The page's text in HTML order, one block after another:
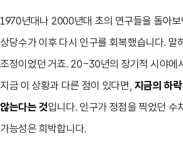
1970년대나 2000년대 초의 연구들을 돌아
상당수가 이후 다시 인구를 회복했습니다. 말
조정이었던 거죠. 20~30년의 장기적 시야에
지금 이 상황과 다른 점이 있다면, 지금의 하
않는다는 것입니다. 인구가 정점을 찍었던 수
가능성은 희박합니다.